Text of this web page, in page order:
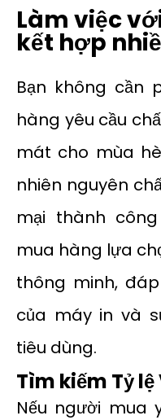
Làm việc
kết hợp
Bạn không cần
hàng yêu cầu
mát cho mùa
nhiên nguyên
mại thành
mua hàng lựa
thông minh,
của máy in và
tiêu dùng.
Tìm kiếm Tỷ
Nếu người mua